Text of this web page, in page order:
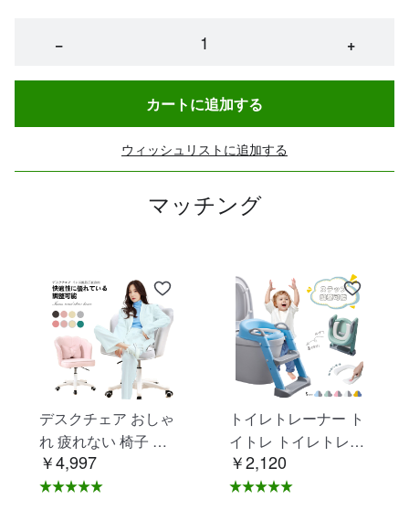
− +
カートに追加する
ウィッシュリストに追加する
マッチング
デスクチェア おしゃ
れ 疲れない 椅子 白
ホワイト デスクチェ
ア 疲れにくい 学習椅
￥4,997
トイレトレーナー ト
イトレ トイレトレー
ニング トイレ 練習
折りたたみ おまる 補
￥2,120